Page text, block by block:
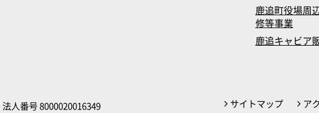
鹿追町役場周
修等事業
鹿追キャビア
サイトマップ ア
法人番号 8000020016349